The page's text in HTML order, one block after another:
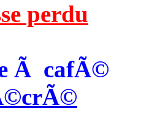
perdu
Ã cafÃ©